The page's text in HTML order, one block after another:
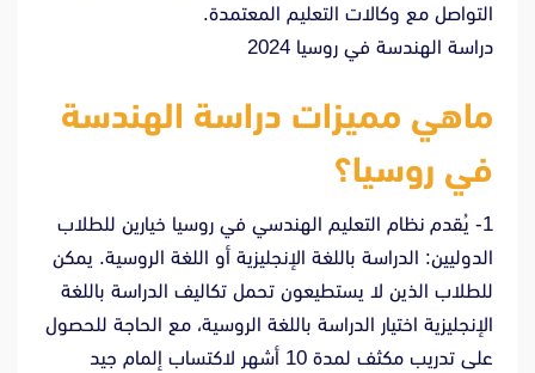
التواصل مع وكالات التعليم المعتمدة.
دراسة الهندسة في روسيا 2024
ماهي مميزات دراسة الهندسة
في روسيا؟
1- يُقدم نظام التعليم الهندسي في روسيا خيارين للطلاب
الدوليين: الدراسة باللغة الإنجليزية أو اللغة الروسية. يمكن
للطلاب الذين لا يستطيعون تحمل تكاليف الدراسة باللغة
الإنجليزية اختيار الدراسة باللغة الروسية، مع الحاجة للحصول
على تدريب مكثف لمدة 10 أشهر لاكتساب إلمام جيد